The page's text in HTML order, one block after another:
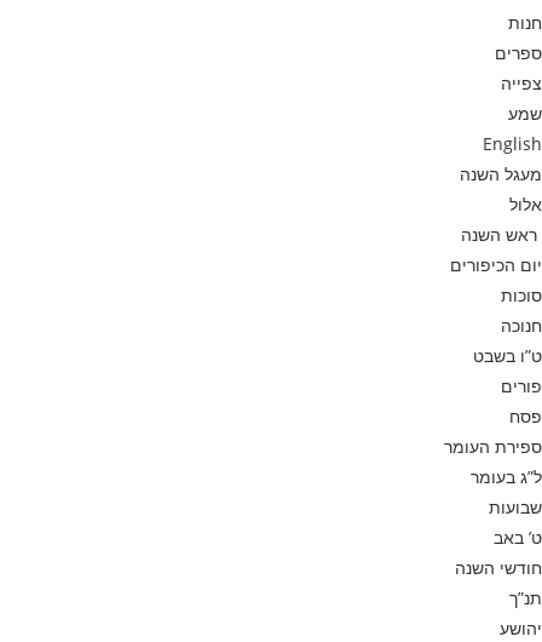
חנות
ספרים
צפייה
שמע
English
מעגל השנה
אלול
ראש השנה
יום הכיפורים
סוכות
חנוכה
ט”ו בשבט
פורים
פסח
ספירת העומר
ל”ג בעומר
שבועות
ט’ באב
חודשי השנה
תנ”ך
יהושע